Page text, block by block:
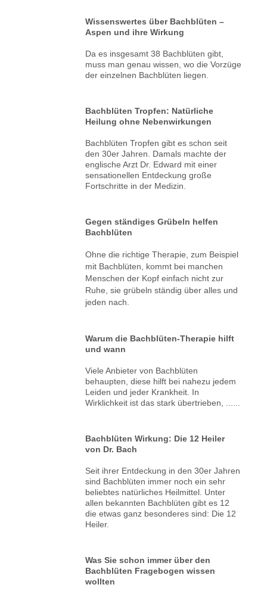
Wissenswertes über Bachblüten –
Aspen und ihre Wirkung
Da es insgesamt 38 Bachblüten gibt,
muss man genau wissen, wo die Vorzüge
der einzelnen Bachblüten liegen.
Bachblüten Tropfen: Natürliche
Heilung ohne Nebenwirkungen
Bachblüten Tropfen gibt es schon seit
den 30er Jahren. Damals machte der
englische Arzt Dr. Edward mit einer
sensationellen Entdeckung große
Fortschritte in der Medizin.
Gegen ständiges Grübeln helfen
Bachblüten
Ohne die richtige Therapie, zum Beispiel
mit Bachblüten, kommt bei manchen
Menschen der Kopf einfach nicht zur
Ruhe, sie grübeln ständig über alles und
jeden nach.
Warum die Bachblüten-Therapie hilft
und wann
Viele Anbieter von Bachblüten
behaupten, diese hilft bei nahezu jedem
Leiden und jeder Krankheit. In
Wirklichkeit ist das stark übertrieben, ......
Bachblüten Wirkung: Die 12 Heiler
von Dr. Bach
Seit ihrer Entdeckung in den 30er Jahren
sind Bachblüten immer noch ein sehr
beliebtes natürliches Heilmittel. Unter
allen bekannten Bachblüten gibt es 12
die etwas ganz besonderes sind: Die 12
Heiler.
Was Sie schon immer über den
Bachblüten Fragebogen wissen
wollten